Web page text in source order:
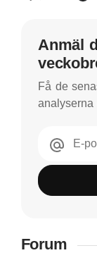
Anmäl
Få de
E-
Forum